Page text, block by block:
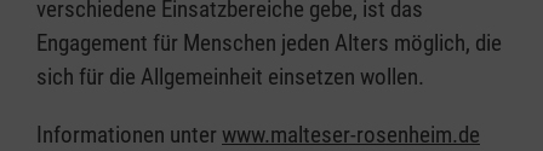
verschiedene Einsatzbereiche gebe, ist das
Engagement für Menschen jeden Alters möglich, die
sich für die Allgemeinheit einsetzen wollen.
Informationen unter www.malteser-rosenheim.de